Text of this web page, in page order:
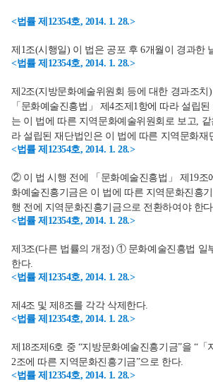
<법률 제12354호, 2014. 1. 28.>
제1조(시행일) 이 법은 공포 후 6개월이 경과한
<법률 제12354호, 2014. 1. 28.>
제2조(지방문화예술위원회 등에 대한 경과조치
「문화예술진흥법」 제4조제1항에 따라 설립
는 이 법에 따른 지역문화예술위원회로 보고,
라 설립된 재단법인은 이 법에 따른 지역문화재
<법률 제12354호, 2014. 1. 28.>
② 이 법 시행 전에 「문화예술진흥법」 제19조
화예술진흥기금은 이 법에 따른 지역문화진흥
행 전에 지역문화진흥기금으로 전환하여야 한
<법률 제12354호, 2014. 1. 28.>
제3조(다른 법률의 개정) ① 문화예술진흥법 일
한다.
<법률 제12354호, 2014. 1. 28.>
제4조 및 제8조를 각각 삭제한다.
<법률 제12354호, 2014. 1. 28.>
제18조제6호 중 “지방문화예술진흥기금”을 “「
2조에 따른 지역문화진흥기금”으로 한다.
<법률 제12354호, 2014. 1. 28.>